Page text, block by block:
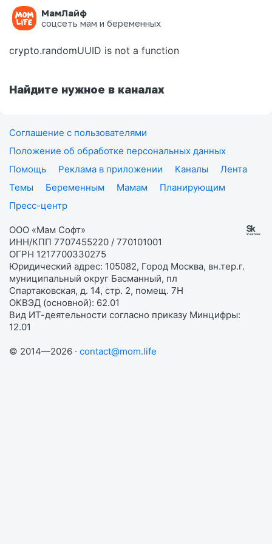
МамЛайф
соцсеть мам и беременных
Ошибка на странице
crypto.randomUUID is not a function
Найдите нужное в каналах
Соглашение с пользователями
Положение об обработке персональных данных
Помощь
Реклама в приложении Каналы
Лента
Темы
Беременным Мамам
Планирующим
Пресс-центр
ООО «Мам Софт»
ИНН/КПП 7707455220 / 770101001
ОГРН 1217700330275
Юридический адрес: 105082, Город Москва, вн.тер.г.
муниципальный округ Басманный, пл
Спартаковская, д. 14, стр. 2, помещ. 7Н
ОКВЭД (основной): 62.01
Вид ИТ-деятельности согласно приказу Минцифры:
12.01
© 2014—2026 · contact@mom.life